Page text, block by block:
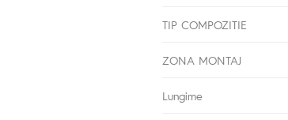
TIP COMPOZITIE
ZONA MONTAJ
Lungime